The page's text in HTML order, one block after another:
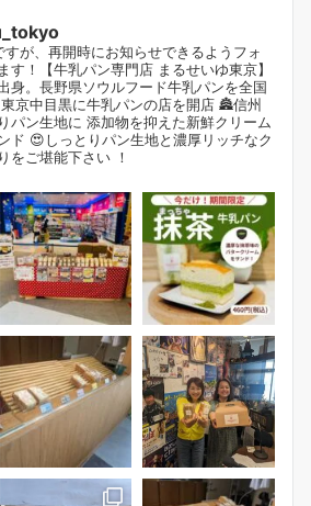
が、再開時にお知らせできるようフォ
す！【牛乳パン専門店 まるせいゆ東京】
身。長野県ソウルフード牛乳パンを全国
京中目黒に牛乳パンの店を開店 🏯信州
パン生地に 添加物を抑えた新鮮クリーム
ド 😍しっとりパン生地と濃厚リッチなク
をご堪能下さい ！